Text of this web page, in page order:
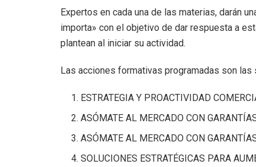
Expertos en cada una de las materias, darán
importa» con el objetivo de dar respuesta a
plantean al iniciar su actividad.
Las acciones formativas programadas son las
ESTRATEGIA Y PROACTIVIDAD
ASÓMATE AL MERCADO CON
ASÓMATE AL MERCADO CON
SOLUCIONES ESTRATÉGICAS PARA